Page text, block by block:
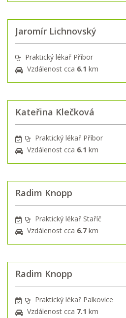
Jaromír Lichnovský
Praktický lékař Příbor
Vzdálenost cca 6.1 km
Kateřina Klečková
Praktický lékař Příbor
Vzdálenost cca 6.1 km
Radim Knopp
Praktický lékař Staříč
Vzdálenost cca 6.7 km
Radim Knopp
Praktický lékař Palkovice
Vzdálenost cca 7.1 km